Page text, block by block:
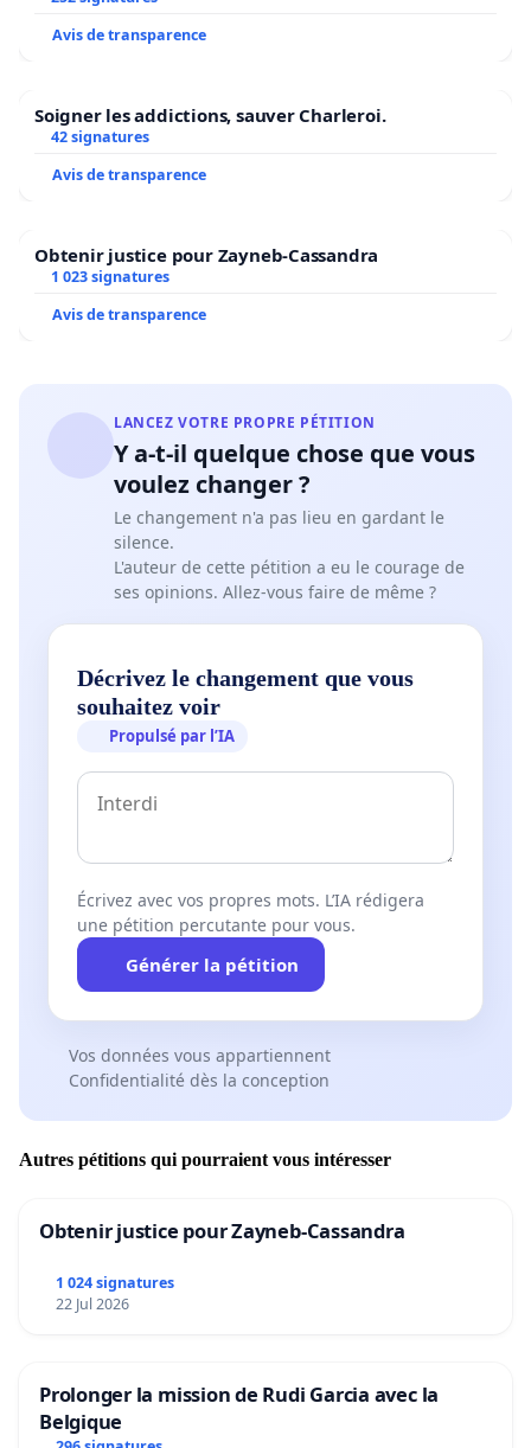
Avis de transparence
Soigner les addictions, sauver Charleroi.
42 signatures
Avis de transparence
Obtenir justice pour Zayneb-Cassandra
1 023 signatures
Avis de transparence
LANCEZ VOTRE PROPRE PÉTITION
Y a-t-il quelque chose que vous
voulez changer ?
Le changement n'a pas lieu en gardant le
silence.
L'auteur de cette pétition a eu le courage de
ses opinions. Allez-vous faire de même ?
Décrivez le changement que vous
souhaitez voir
Propulsé par l’IA
Écrivez avec vos propres mots. L’IA rédigera
une pétition percutante pour vous.
Générer la pétition
Vos données vous appartiennent
Confidentialité dès la conception
Autres pétitions qui pourraient vous intéresser
Obtenir justice pour Zayneb-Cassandra
1 024 signatures
22 Jul 2026
Prolonger la mission de Rudi Garcia avec la
Belgique